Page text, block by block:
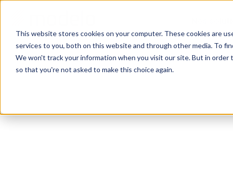
This website stores cookies on your computer. These cookies are
services to you, both on this website and through other media. To
We won't track your information when you visit our site. But in
so that you're not asked to make this choice again.